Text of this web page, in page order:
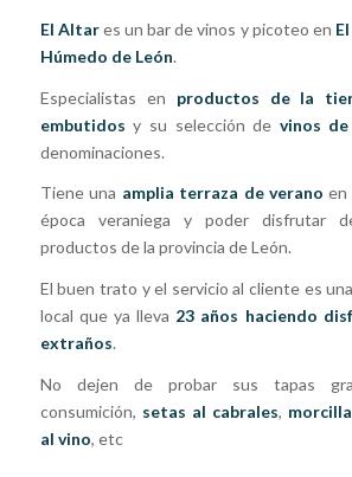
El Altares un bar de vinos y picoteo en
Húmedo de León.
Especialistas en productos de la
embutidos y su selección de vinos de
denominaciones.
Tiene una amplia terraza de verano en
época veraniega y poder disfrutar
productos de la provincia de León.
El buen trato y el servicio al cliente es
local que ya lleva 23 años haciendo
extraños.
No dejen de probar sus tapas
consumición, setas al cabrales,
al vino, etc